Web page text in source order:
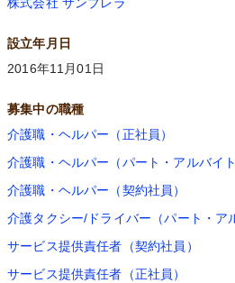
設立年月日
2016年11月01日
募集中の職種
介護職・ヘルパー（正社員）
介護職・ヘルパー（パート・アルバイト
介護職・ヘルパー（契約社員）
介護タクシー/ドライバー（パート・ア
サービス提供責任者（契約社員）
サービス提供責任者（正社員）